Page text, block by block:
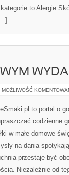
to Alergie
MOŻLIWOŚĆ
to portal o
codzienne
w małe domowe
na dania
przestaje być
Niezależnie od